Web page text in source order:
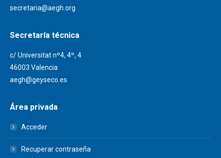
secretaria@aegh.org
Secretaría técnica
c/ Universitat nº4, 4º, 4
46003 Valencia
aegh@geyseco.es
Área privada
Acceder
Recuperar contraseña